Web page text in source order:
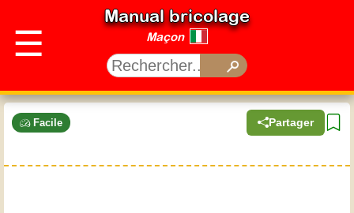
☰
Manual bricolage
Maçon
Partager
Facile